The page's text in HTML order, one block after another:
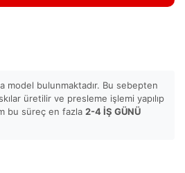
model bulunmaktadır. Bu sebepten
üretilir ve presleme işlemi yapılıp
bu süreç en fazla 2-4 İŞ GÜNÜ